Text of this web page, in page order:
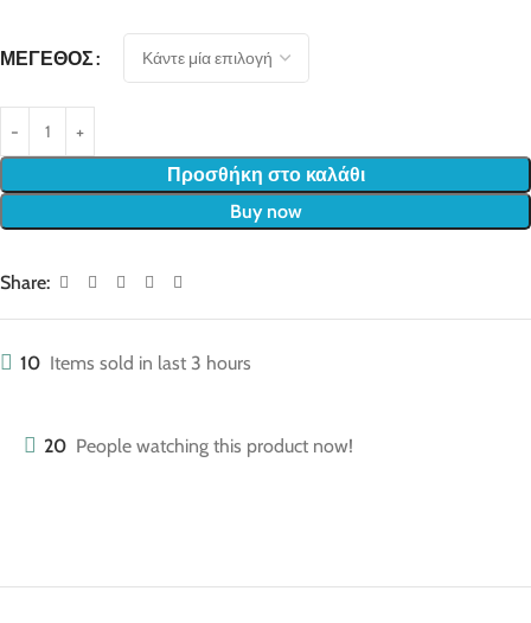
ΜΈΓΕΘΟΣ
Προσθήκη στο καλάθι
Buy now
Share:
10 Items sold in last 3 hours
20 People watching this product now!